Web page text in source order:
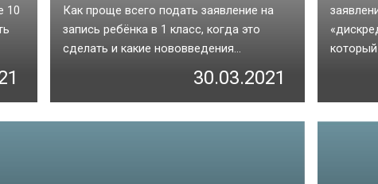
10
Как проще всего подать заявление на
запись ребёнка в 1 класс, когда это
сделать и какие нововведения...
30.03.2021
который